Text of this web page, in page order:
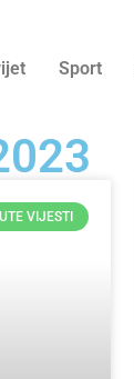
Sport
VIJESTI